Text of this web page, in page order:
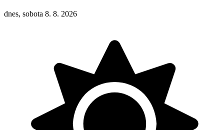
dnes, sobota 8. 8. 2026